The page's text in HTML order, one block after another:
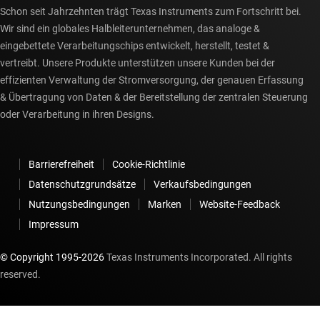
Schon seit Jahrzehnten trägt Texas Instruments zum Fortschritt bei.
Wir sind ein globales Halbleiterunternehmen, das analoge &
eingebettete Verarbeitungschips entwickelt, herstellt, testet &
vertreibt. Unsere Produkte unterstützen unsere Kunden bei der
effizienten Verwaltung der Stromversorgung, der genauen Erfassung
& Übertragung von Daten & der Bereitstellung der zentralen Steuerung
oder Verarbeitung in ihren Designs.
Barrierefreiheit
Cookie-Richtlinie
Datenschutzgrundsätze
Verkaufsbedingungen
Nutzungsbedingungen
Marken
Website-Feedback
Impressum
© Copyright 1995-2026Texas Instruments Incorporated. All rights
reserved.